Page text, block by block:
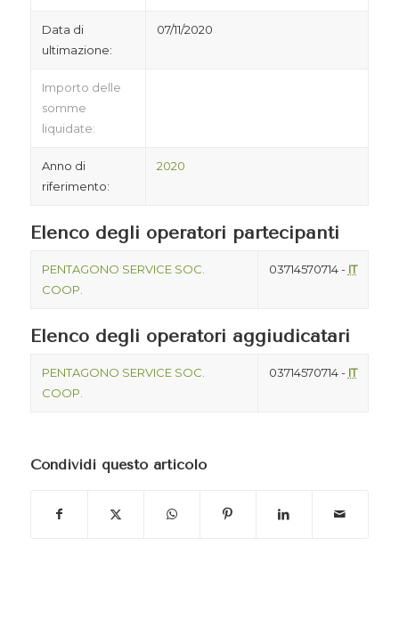
Data di
ultimazione:
07/11/2020
Importo delle
somme
liquidate:
Anno di
riferimento:
2020
Elenco degli operatori partecipanti
PENTAGONO SERVICE SOC.
COOP.
03714570714 - IT
Elenco degli operatori aggiudicatari
PENTAGONO SERVICE SOC.
COOP.
03714570714 - IT
Condividi questo articolo